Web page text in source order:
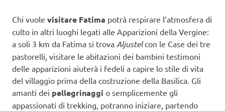
Chi vuole visitare Fatima potrà respirare l’atmosfera di
culto in altri luoghi legati alle Apparizioni della Vergine:
a soli 3 km da Fatima si trova Aljustelcon le Case dei tre
pastorelli, visitare le abitazioni dei bambini testimoni
delle apparizioni aiuterà i fedeli a capire lo stile di vita
del villaggio prima della costruzione della Basilica. Gli
amanti dei pellegrinaggi o semplicemente gli
appassionati di trekking, potranno iniziare, partendo